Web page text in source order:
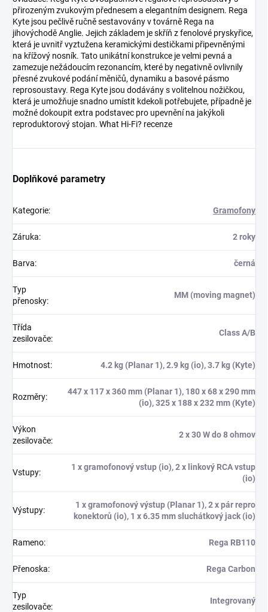
přirozeným zvukovým přednesem a elegantním designem. Rega
Kyte jsou pečlivě ručně sestavovány v továrně Rega na
jihovýchodě Anglie. Jejich základem je skříň z fenolové pryskyřice,
která je uvnitř vyztužena keramickými destičkami připevněnými
na křížový nosník. Tato unikátní konstrukce je velmi pevná a
zamezuje nežádoucím rezonancím, které by negativně ovlivnily
přesné zvukové podání měničů, dynamiku a basové pásmo
reprosoustavy. Rega Kyte jsou dodávány s volitelnou nožičkou,
která je umožňuje snadno umístit kdekoli potřebujete, případně je
možné dokoupit extra podstavec pro upevnění na jakýkoli
reproduktorový stojan. What Hi-Fi? recenze
Doplňkové parametry
Kategorie: Gramofony
Záruka: 2 roky
Barva: černá
Typ
přenosky:
MM (moving magnet)
Třída
zesilovače:
Class A/B
Hmotnost: 4.2 kg (Planar 1), 2.9 kg (io), 3.7 kg (Kyte)
Rozměry:
447 x 117 x 360 mm (Planar 1), 180 x 68 x 290 mm
(io), 325 x 188 x 232 mm (Kyte)
Výkon
zesilovače:
2 x 30 W do 8 ohmov
Vstupy:
1 x gramofonový vstup (io), 2 x linkový RCA vstup
(io)
Výstupy:
1 x gramofonový výstup (Planar 1), 2 x pár repro
konektorů (io), 1 x 6.35 mm sluchátkový jack (io)
Rameno: Rega RB110
Přenoska: Rega Carbon
Typ
zesilovače:
Integrovaný